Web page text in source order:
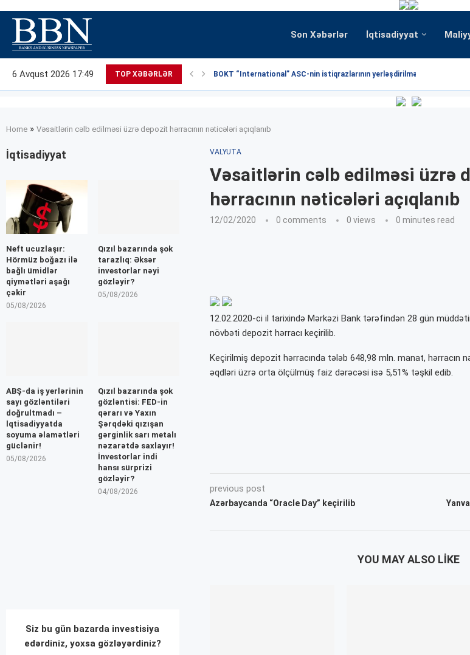
Son Xəbərlər İqtisadiyyat
6 Avqust 2026 17:49 TOP XƏBƏRLƏR BOKT “International” ASC-nin istiqrazlarının yerləşdirilməsi üzrə hərrac
Home » Vəsaitlərin cəlb edilməsi üzrə depozit hərracının nəticələri açıqlanıb
VALYUTA
Vəsaitlərin cəlb edilməsi üzrə
hərracının nəticələri açıqlanıb
12/02/2020 0 comments 0 views 0 minutes read
12.02.2020-ci il tarixində Mərkəzi Bank tərəfindən 28 gün
növbəti depozit hərracı keçirilib.
Keçirilmiş depozit hərracında tələb 648,98 mln. manat, hərracın
əqdləri üzrə orta ölçülmüş faiz dərəcəsi isə 5,51% təşkil edib.
previous post
Azərbaycanda “Oracle Day” keçirilib
YOU MAY ALSO LIKE
İqtisadiyyat
Neft ucuzlaşır:
Hörmüz boğazı ilə
bağlı ümidlər
qiymətləri aşağı
çəkir
05/08/2026
Qızıl bazarında şok
tarazlıq: Əksər
investorlar nəyi
gözləyir?
05/08/2026
ABŞ-da iş yerlərinin
sayı gözləntiləri
doğrultmadı –
İqtisadiyyatda
soyuma əlamətləri
güclənir!
05/08/2026
Qızıl bazarında şok
gözləntisi: FED-in
qərarı və Yaxın
Şərqdəki qızışan
gərginlik sarı metalı
nəzarətdə saxlayır!
İnvestorlar indi
hansı sürprizi
gözləyir?
04/08/2026
Siz bu gün bazarda investisiya
edərdiniz, yoxsa gözləyərdiniz?